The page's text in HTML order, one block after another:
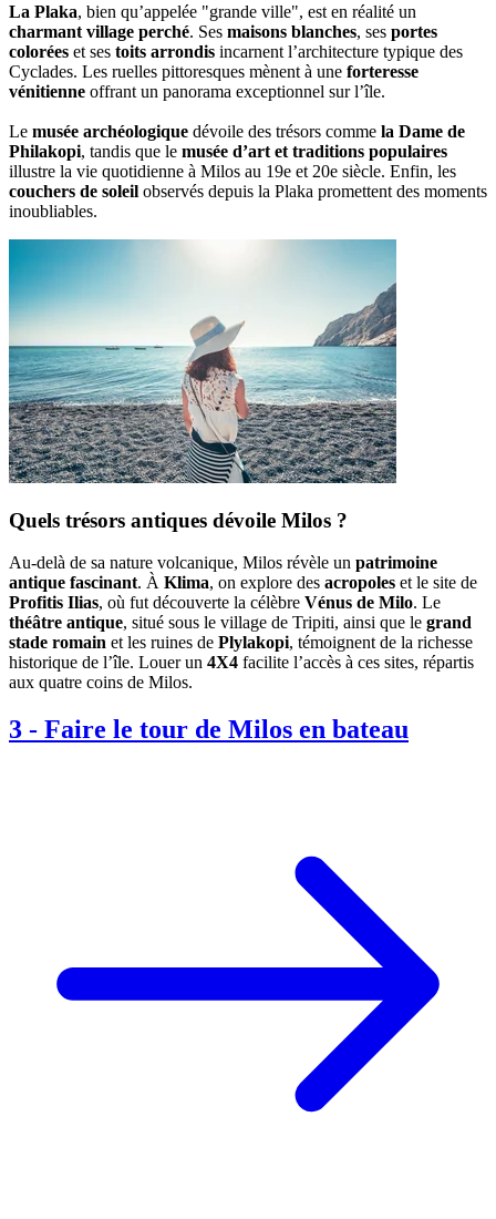
La Plaka, bien qu’appelée "grande ville", est en réalité un
charmant village perché. Ses maisons blanches, ses portes
colorées et ses toits arrondis incarnent l’architecture typique des
Cyclades. Les ruelles pittoresques mènent à une forteresse
vénitienne offrant un panorama exceptionnel sur l’île.
Le musée archéologique dévoile des trésors comme la Dame de
Philakopi, tandis que le musée d’art et traditions populaires
illustre la vie quotidienne à Milos au 19e et 20e siècle. Enfin, les
couchers de soleil observés depuis la Plaka promettent des moments
inoubliables.
Quels trésors antiques dévoile Milos ?
Au-delà de sa nature volcanique, Milos révèle un patrimoine
antique fascinant. À Klima, on explore des acropoles et le site de
Profitis Ilias, où fut découverte la célèbre Vénus de Milo. Le
théâtre antique, situé sous le village de Tripiti, ainsi que le grand
stade romain et les ruines de Plylakopi, témoignent de la richesse
historique de l’île. Louer un 4X4 facilite l’accès à ces sites, répartis
aux quatre coins de Milos.
3 - Faire le tour de Milos en bateau